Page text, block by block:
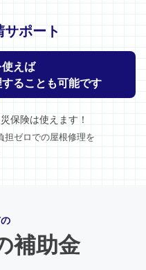
ポート
えば
ることも可能です
保険は使えます！
担ゼロでの屋根修理を
補助金